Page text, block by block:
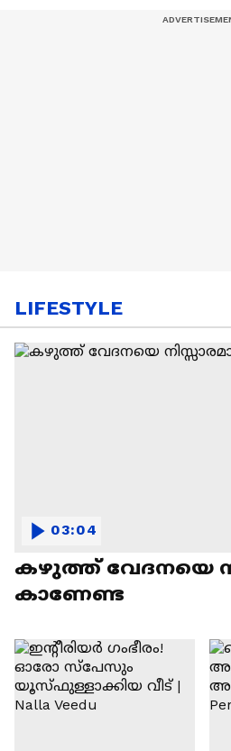
LIFESTYLE
കഴുത്ത് വേദനയെ
കാണേണ്ട
03:04